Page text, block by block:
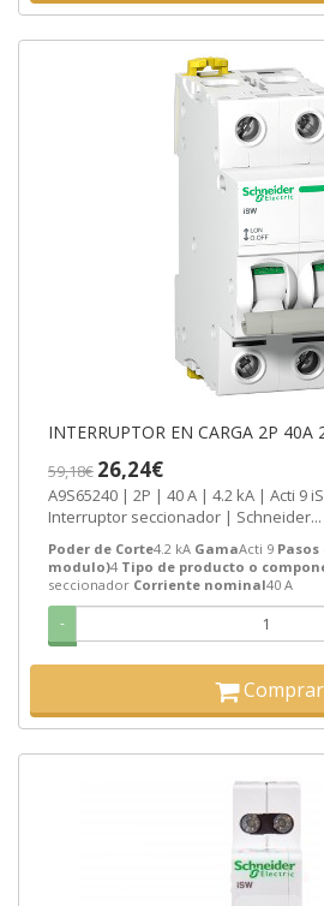
59,18€ 26,24€
A9S65240 | 2P | 40 A | 4.2 kA | Acti 9 iSW | Acti 9 | 4 |
Interruptor seccionador | Schneider...
Poder de Corte4.2 kA GamaActi 9
modulo)4 Tipo de producto o
seccionador Corriente nominal40 A
-
Comprar